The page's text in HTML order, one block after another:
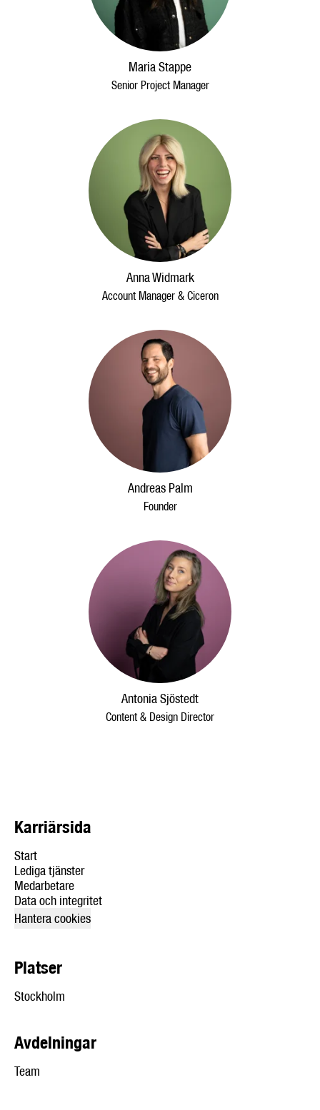
Maria Stappe
Senior Project Manager
Anna Widmark
Account Manager & Ciceron
Andreas Palm
Founder
Antonia Sjöstedt
Content & Design Director
Karriärsida
Start
Lediga tjänster
Medarbetare
Data och integritet
Hantera cookies
Platser
Stockholm
Avdelningar
Team